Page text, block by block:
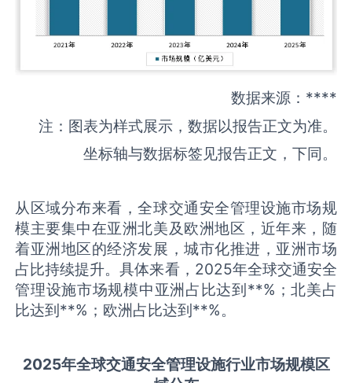
数据来源：****
注：图表为样式展示，数据以报告正文为准。
坐标轴与数据标签见报告正文，下同。
从区域分布来看，全球交通安全管理设施市场规
模主要集中在亚洲北美及欧洲地区，近年来，随
着亚洲地区的经济发展，城市化推进，亚洲市场
占比持续提升。具体来看，2025年全球交通安全
管理设施市场规模中亚洲占比达到**%；北美占
比达到**%；欧洲占比达到**%。
2025年全球交通安全管理设施行业市场规模区